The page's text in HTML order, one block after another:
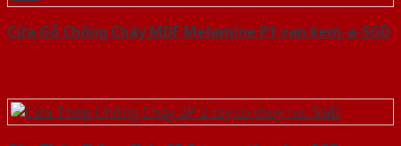
Cửa Gỗ Chống Cháy MDF Melamine P1 van kem-a-SGD